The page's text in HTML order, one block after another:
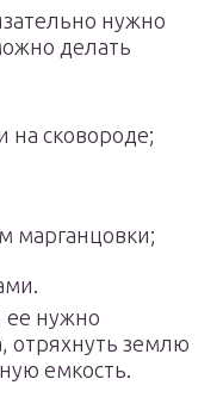
нужно
делать
на сковороде;
марганцовки;
ее нужно
отряхнуть землю
емкость.